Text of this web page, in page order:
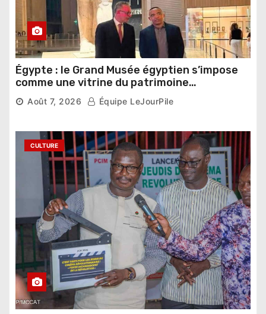
Égypte : le Grand Musée égyptien s’impose
comme une vitrine du patrimoine
pharaonique auprès des dirigeants
étrangers
Août 7, 2026 Équipe LeJourPile
CULTURE